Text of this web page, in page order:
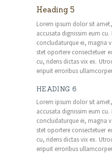
Heading 5
Lorem ipsum dolor sit
accusata dignissim eum
concludaturque ei, magna
stet oportere consectetuer
cu, ridens dictas vix ex.
eripuit erroribus
HEADING 6
Lorem ipsum dolor sit
accusata dignissim eum
concludaturque ei, magna
stet oportere consectetuer
cu, ridens dictas vix ex.
eripuit erroribus